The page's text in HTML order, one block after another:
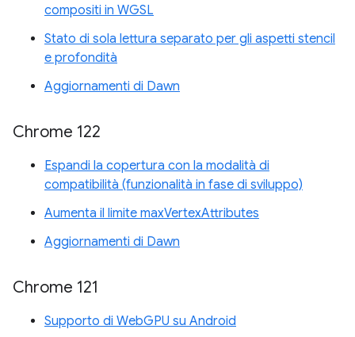
compositi in WGSL
Stato di sola lettura separato per gli aspetti stencil
e profondità
Aggiornamenti di Dawn
Chrome 122
Espandi la copertura con la modalità di
compatibilità (funzionalità in fase di sviluppo)
Aumenta il limite maxVertexAttributes
Aggiornamenti di Dawn
Chrome 121
Supporto di WebGPU su Android